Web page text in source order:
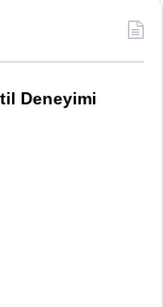
Deneyimi